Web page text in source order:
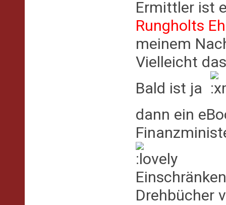
Ermittler ist
Rungholts
meinem
Vielleicht
Bald ist ja
dann ein
Drehbücher